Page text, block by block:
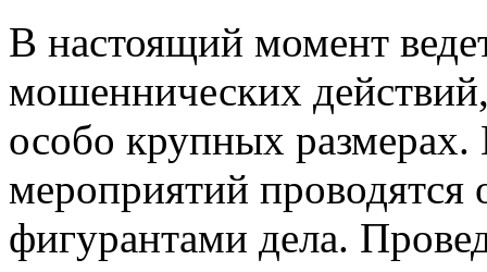
В настоящий момент
мошеннических
особо крупных
мероприятий
фигурантами дела.